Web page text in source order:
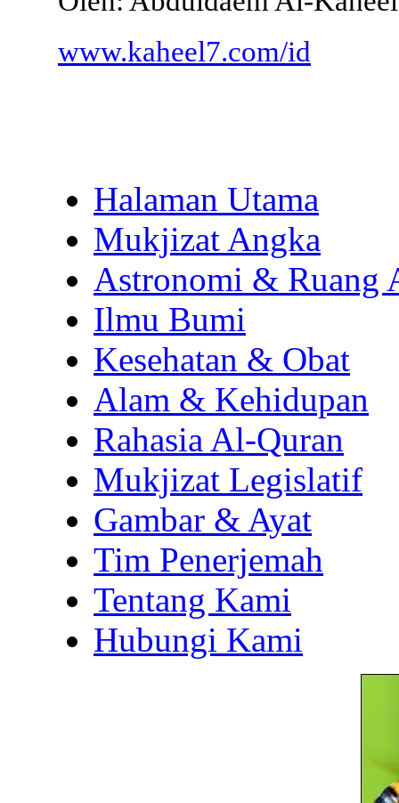
www.kaheel7.com/id
Halaman Utama
Mukjizat Angka
Astronomi & Ruang
Ilmu Bumi
Kesehatan & Obat
Alam & Kehidupan
Rahasia Al-Quran
Mukjizat Legislatif
Gambar & Ayat
Tim Penerjemah
Tentang Kami
Hubungi Kami